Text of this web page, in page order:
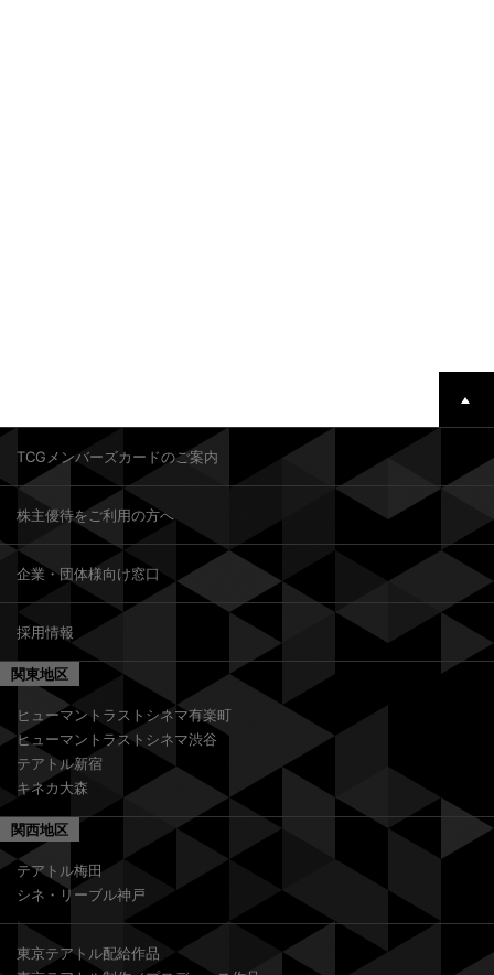
TCGメンバーズカードのご案内
株主優待をご利用の方へ
企業・団体様向け窓口
採用情報
関東地区
ヒューマントラストシネマ有楽町
ヒューマントラストシネマ渋谷
テアトル新宿
キネカ大森
関西地区
テアトル梅田
シネ・リーブル神戸